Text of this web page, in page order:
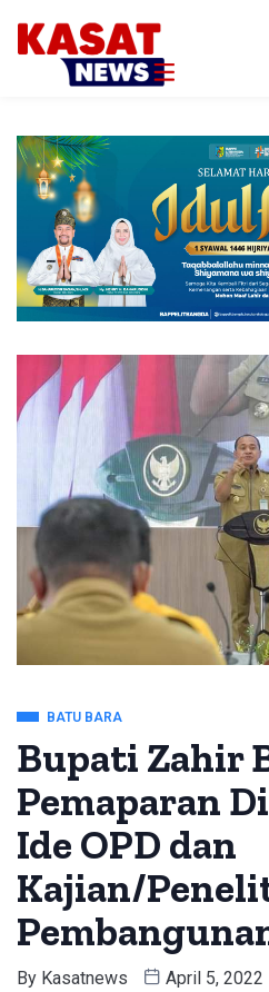
BATU BARA
Bupati Zahir
Pemaparan
Ide OPD dan
Kajian/
By Kasatnews April 5, 2022